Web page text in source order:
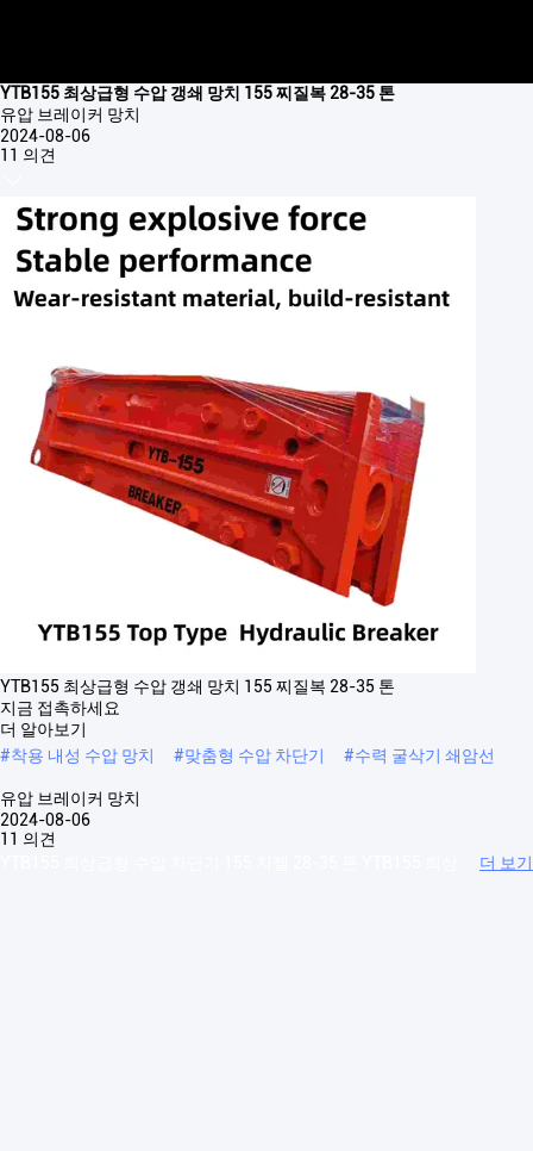
YTB155 최상급형 수압 갱쇄 망치 155 찌질복 28-35 톤
유압 브레이커 망치
2024-08-06
11 의견
YTB155 최상급형 수압 갱쇄 망치 155 찌질복 28-35 톤
지금 접촉하세요
더 알아보기
#착용 내성 수압 망치 #맞춤형 수압 차단기 #수력 굴삭기 쇄암선
유압 브레이커 망치
2024-08-06
11 의견
더 보기